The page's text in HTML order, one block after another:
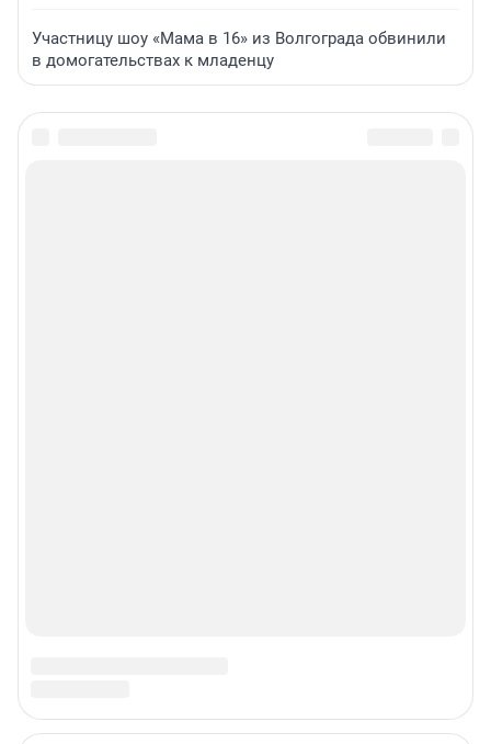
Участницу шоу «Мама в 16» из Волгограда обвинили
в домогательствах к младенцу